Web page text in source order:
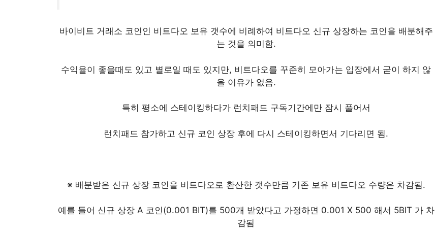
바이비트 거래소 코인인 비트다오 보유 갯수에 비례하여 비트다오 신규 상장하는 코인을 배분해주
는 것을 의미함.
수익율이 좋을때도 있고 별로일 때도 있지만, 비트다오를 꾸준히 모아가는 입장에서 굳이 하지 않
을 이유가 없음.
특히 평소에 스테이킹하다가 런치패드 구독기간에만 잠시 풀어서
런치패드 참가하고 신규 코인 상장 후에 다시 스테이킹하면서 기다리면 됨.
※ 배분받은 신규 상장 코인을 비트다오로 환산한 갯수만큼 기존 보유 비트다오 수량은 차감됨.
예를 들어 신규 상장 A 코인(0.001 BIT)를 500개 받았다고 가정하면 0.001 X 500 해서 5BIT 가 차
감됨